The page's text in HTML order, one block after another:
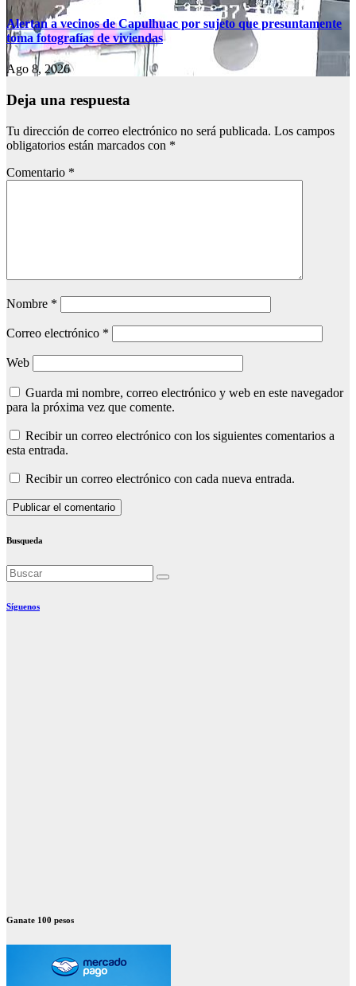
Alertan a vecinos de Capulhuac por sujeto que presuntamente
toma fotografías de viviendas
Ago 8, 2026
Deja una respuesta
Tu dirección de correo electrónico no será publicada. Los campos
obligatorios están marcados con *
Comentario *
Nombre *
Correo electrónico *
Web
Guarda mi nombre, correo electrónico y web en este navegador
para la próxima vez que comente.
Recibir un correo electrónico con los siguientes comentarios a
esta entrada.
Recibir un correo electrónico con cada nueva entrada.
Busqueda
Síguenos
Ganate 100 pesos